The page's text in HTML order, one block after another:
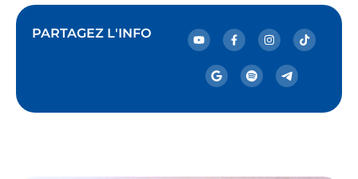
PARTAGEZ L'INFO